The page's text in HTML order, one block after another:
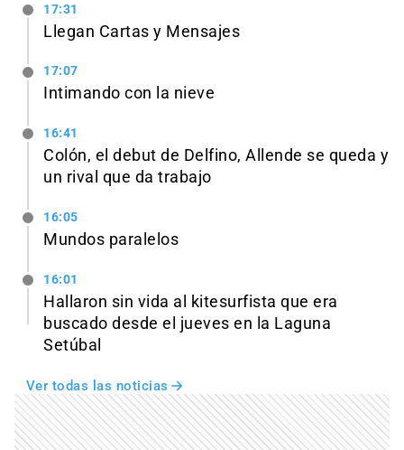
17:31
Llegan Cartas y Mensajes
17:07
Intimando con la nieve
16:41
Colón, el debut de Delfino, Allende se queda y
un rival que da trabajo
16:05
Mundos paralelos
16:01
Hallaron sin vida al kitesurfista que era
buscado desde el jueves en la Laguna
Setúbal
Ver todas las noticias